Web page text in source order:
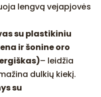
lengvą vejapjovės
su plastikiniu
ir šonine oro
– leidžia
dulkių kiekį.
su